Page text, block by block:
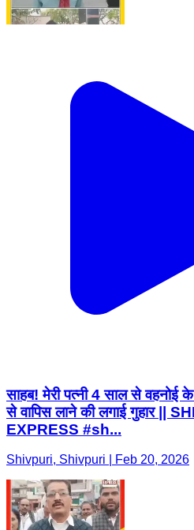
साहब! मेरी पत्नी 4 साल से वहनोई
से वापिस लाने की लगाई गुहार ||
EXPRESS #sh...
Shivpuri, Shivpuri | Feb 20, 2026